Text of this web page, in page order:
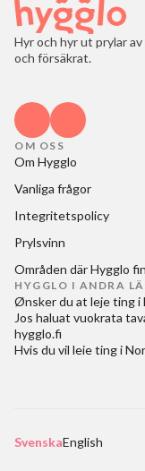
Hyr och hyr ut prylar
och försäkrat.
OM OSS
Om Hygglo
Vanliga frågor
Integritetspolicy
Prylsvinn
Områden där Hygglo
HYGGLO I ANDRA
Ønsker du at leje ting i
Jos haluat vuokrata
hygglo.fi
Hvis du vil leie ting i
SvenskaEnglish